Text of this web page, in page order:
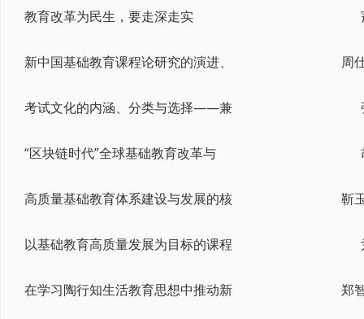
教育改革为民生，要走深走实
新中国基础教育课程论研究的演进、
考试文化的内涵、分类与选择——兼
“区块链时代”全球基础教育改革与
高质量基础教育体系建设与发展的核
以基础教育高质量发展为目标的课程
在学习陶行知生活教育思想中推动新